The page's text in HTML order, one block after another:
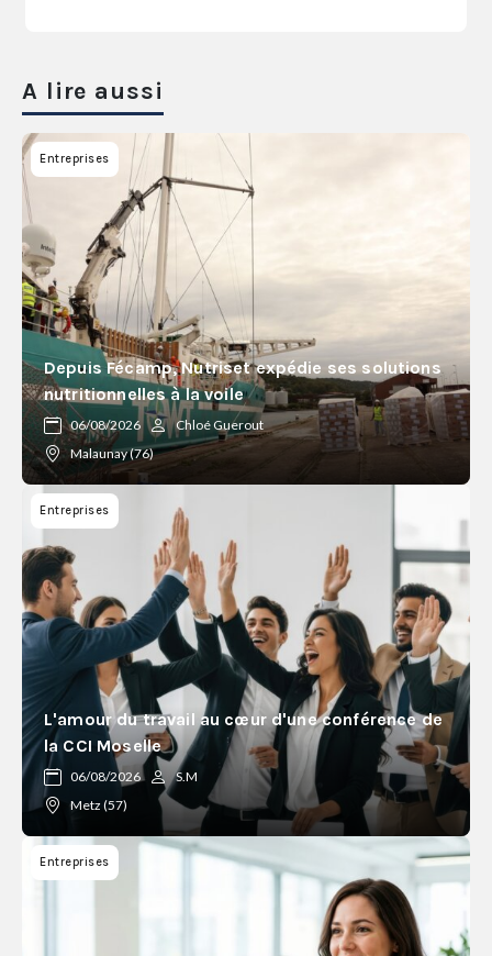
A lire aussi
Entreprises
Depuis Fécamp, Nutriset expédie ses solutions
nutritionnelles à la voile
06/08/2026
Chloé Guerout
Malaunay (76)
Entreprises
L'amour du travail au cœur d'une conférence de
la CCI Moselle
06/08/2026
S.M
Metz (57)
Entreprises